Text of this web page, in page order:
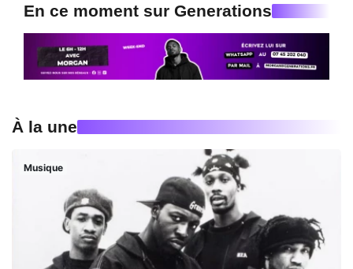
En ce moment sur Generations
À la une
Musique